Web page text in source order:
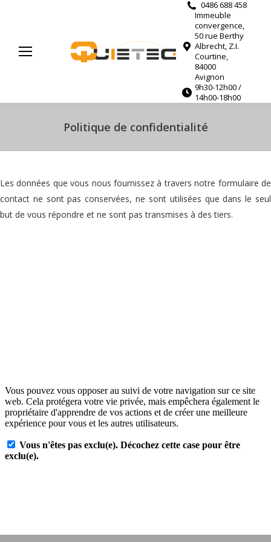
0486 688 458
Immeuble
convergence,
50 rue Berthy
Albrecht, Z.I.
Courtine,
84000
Avignon
9h30-12h00 /
14h00-18h00
Politique de confidentialité
Les données que vous nous fournissez à travers notre formulaire de
contact ne sont pas conservées, ne sont utilisées que dans le seul
but de vous répondre et ne sont pas transmises à des tiers.